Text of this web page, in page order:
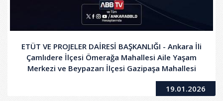
ETÜT VE PROJELER DAİRESİ BAŞKANLIĞI - Ankara İli
Çamlıdere İlçesi Ömerağa Mahallesi Aile Yaşam
Merkezi ve Beypazarı İlçesi Gazipaşa Mahallesi
Düğün Salonu Projeleri Hizmet Alım İşi
19.01.2026